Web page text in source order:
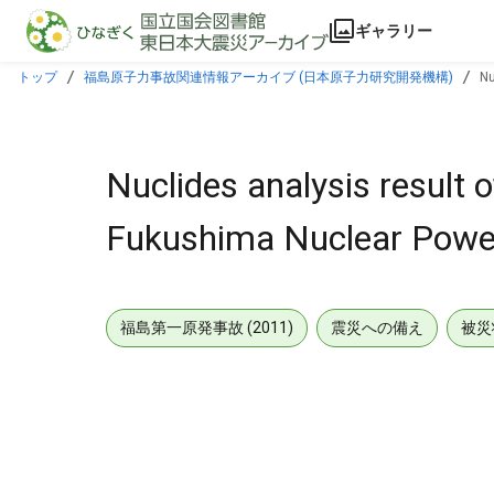
本文に飛ぶ
ギャラリー
トップ 福島原子力事故関連情報アーカイブ (日本原子力研究開発機構)
Nuclides analysis result
Fukushima Nuclear
福島第一原発事故 (2011) 震災への備え 被災